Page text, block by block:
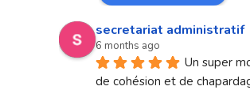
secretariat administratif
6 months ago
Un super
de cohésion et de